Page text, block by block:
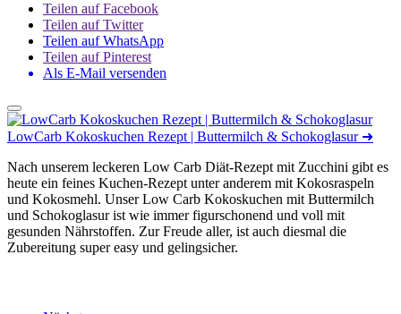
Teilen auf Facebook
Teilen auf Twitter
Teilen auf WhatsApp
Teilen auf Pinterest
Als E-Mail versenden
LowCarb Kokoskuchen Rezept | Buttermilch & Schokoglasur ➜
Nach unserem leckeren Low Carb Diät-Rezept mit Zucchini gibt es
heute ein feines Kuchen-Rezept unter anderem mit Kokosraspeln
und Kokosmehl. Unser Low Carb Kokoskuchen mit Buttermilch
und Schokoglasur ist wie immer figurschonend und voll mit
gesunden Nährstoffen. Zur Freude aller, ist auch diesmal die
Zubereitung super easy und gelingsicher.